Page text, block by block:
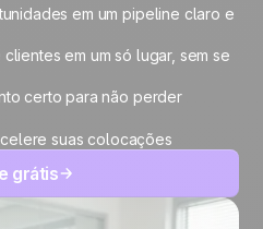
em um pipeline claro e
em um só lugar, sem se
certo para não perder
suas colocações
grátis